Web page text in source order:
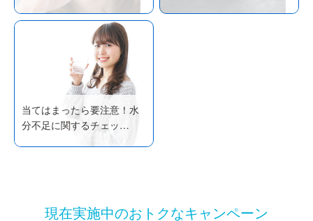
当てはまったら要注意！水
分不足に関するチェッ…
現在実施中のおトクなキャンペーン